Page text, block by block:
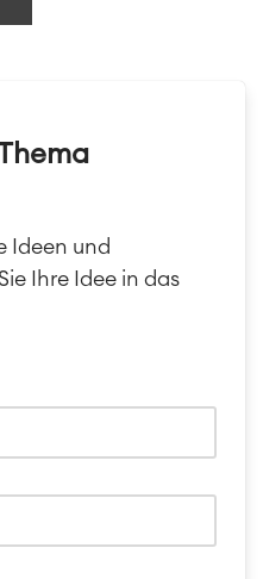
Management
Planung und
Ideen und
Ihre Idee in das